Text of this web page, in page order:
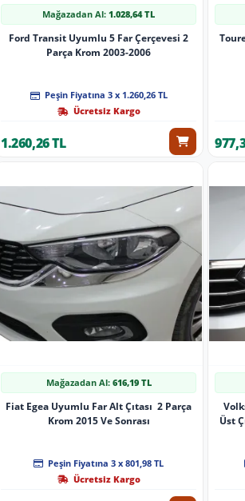
Mağazadan Al:1.028,64 TL
Ford Transit Uyumlu 5 Far Çerçevesi 2
Parça Krom 2003-2006
Peşin Fiyatına 3 x 1.260,26 TL
Ücretsiz Kargo
1.260,26 TL
Mağazadan Al: 616,19 TL
Fiat Egea Uyumlu Far Alt Çıtası 2 Parça
Krom 2015 Ve Sonrası
Peşin Fiyatına 3 x 801,98 TL
Ücretsiz Kargo
Üst